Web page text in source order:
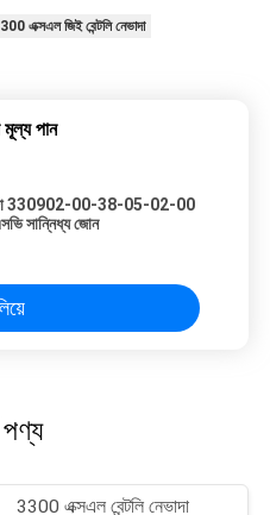
এক্সএল জিই বেন্টলি নেভাদা
মূল্য পান
330902-00-38-05-02-00
সান্নিধ্য জোন
পণ্য
3300 এক্সএল বেন্টলি নেভাদা